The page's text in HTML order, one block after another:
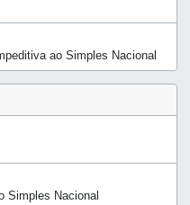
ao Simples Nacional
Simples Nacional